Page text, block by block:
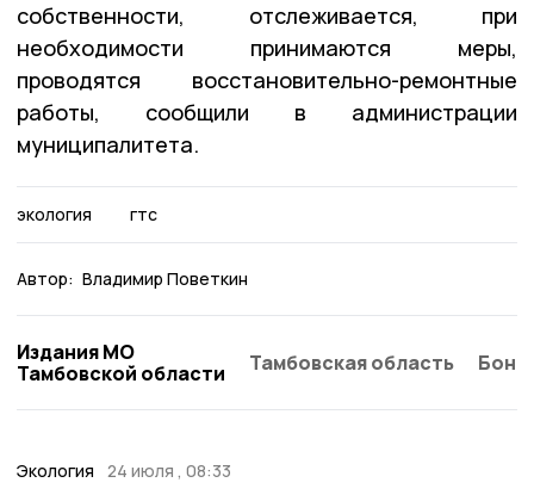
собственности, отслеживается, при
необходимости принимаются меры,
проводятся восстановительно-ремонтные
работы, сообщили в администрации
муниципалитета.
экология гтс
Автор: Владимир Поветкин
Издания МО
Тамбовской области
Тамбовская область
Экология 24 июля , 08:33